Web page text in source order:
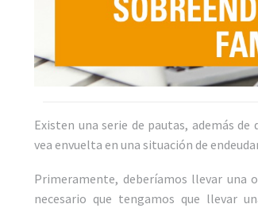
Existen una serie de pautas, además
vea envuelta en una situación de
Primeramente, deberíamos llevar una
necesario que tengamos que llevar